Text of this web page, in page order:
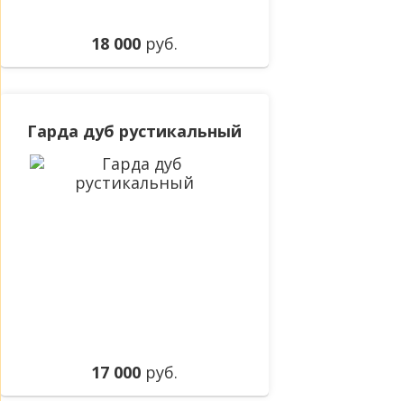
18 000 руб.
Гарда дуб рустикальный
17 000 руб.